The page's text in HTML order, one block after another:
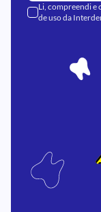
Li, compreendi e
de usoda